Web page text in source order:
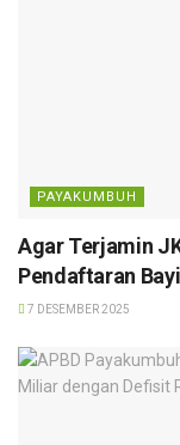
PAYAKUMBUH
Agar Terjamin
Pendaftaran
7 DESEMBER 2025